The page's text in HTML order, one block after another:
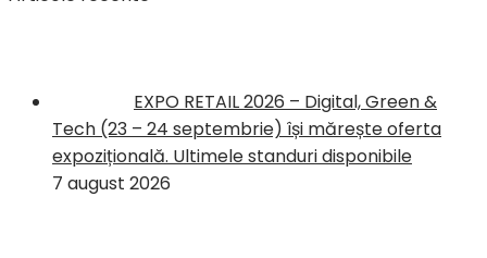
EXPO RETAIL 2026 – Digital, Green &
Tech (23 – 24 septembrie) își mărește oferta
expozițională. Ultimele standuri disponibile
7 august 2026